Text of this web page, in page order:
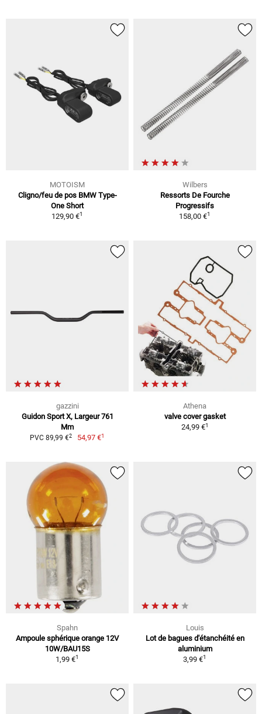
MOTOISM
Cligno/feu de pos BMW Type-
One Short
129,90 €1
Wilbers
Ressorts De Fourche
Progressifs
158,00 €1
gazzini
Guidon Sport X, Largeur 761
Mm
PVC 89,99 €2 54,97 €1
Athena
valve cover gasket
24,99 €1
Spahn
Ampoule sphérique orange 12V
10W/BAU15S
1,99 €1
Louis
Lot de bagues d'étanchéité en
aluminium
3,99 €1